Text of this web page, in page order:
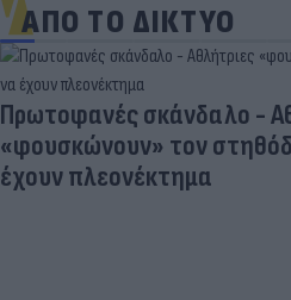
ΑΠΟ ΤΟ ΔΙΚΤΥΟ
Πρωτοφανές σκάνδαλο -
«φουσκώνουν» τον
έχουν πλεονέκτημα